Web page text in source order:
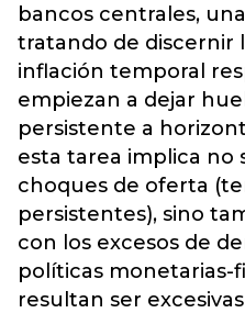
bancos centrales,
tratando de discernir
inflación temporal
empiezan a dejar
persistente a
esta tarea implica no
choques de oferta
persistentes), sino
con los excesos de
políticas monetarias-
resultan ser